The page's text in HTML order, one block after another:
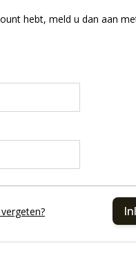
hebt, meld u dan aan